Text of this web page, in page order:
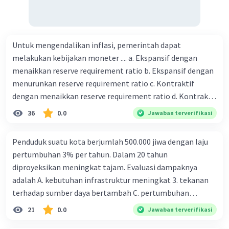
Untuk mengendalikan inflasi, pemerintah dapat
melakukan kebijakan moneter .... a. Ekspansif dengan
menaikkan reserve requirement ratio b. Ekspansif dengan
menurunkan reserve requirement ratio c. Kontraktif
dengan menaikkan reserve requirement ratio d. Kontraktif
dengan menurunkan reserve requirement ratio e.
Ekspansif dengan menaikkan tingkat diskonto Bila Bank
ceteris paribus maka .... a. Menimbulkan inflasi di mana
bentuk kurva jumlah uang beredar (penawaran uang) naik
dari kiri bawah ke kanan atas b. Menimbulkan deflasi di
mana bentuk kurva jumlah uang beredar (penawaran
uang) naik dari kiri bawah ke kanan atas c. Tingkat bunga
meningkat di mana bentuk kurva jumlah uang beredar
36 0.0 Jawaban terverifikasi
Penduduk suatu kota berjumlah 500.000 jiwa dengan laju
pertumbuhan 3% per tahun. Dalam 20 tahun
diproyeksikan meningkat tajam. Evaluasi dampaknya
adalah A. kebutuhan infrastruktur meningkat 3. tekanan
terhadap sumber daya bertambah C. pertumbuhan
eksponensial berdampak jangka panjang D. tidak
memengaruhi tata ruang E. proyeksi penduduk penting
21 0.0 Jawaban terverifikasi